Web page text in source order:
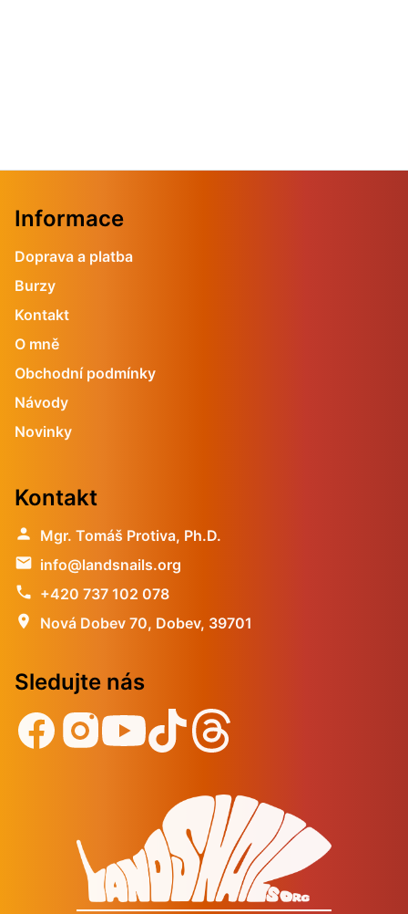
Informace
Doprava a platba
Burzy
Kontakt
O mně
Obchodní podmínky
Návody
Novinky
Kontakt
person Mgr. Tomáš Protiva, Ph.D.
email info@landsnails.org
phone +420 737 102 078
location_on
Nová Dobev 70, Dobev, 39701
Sledujte nás